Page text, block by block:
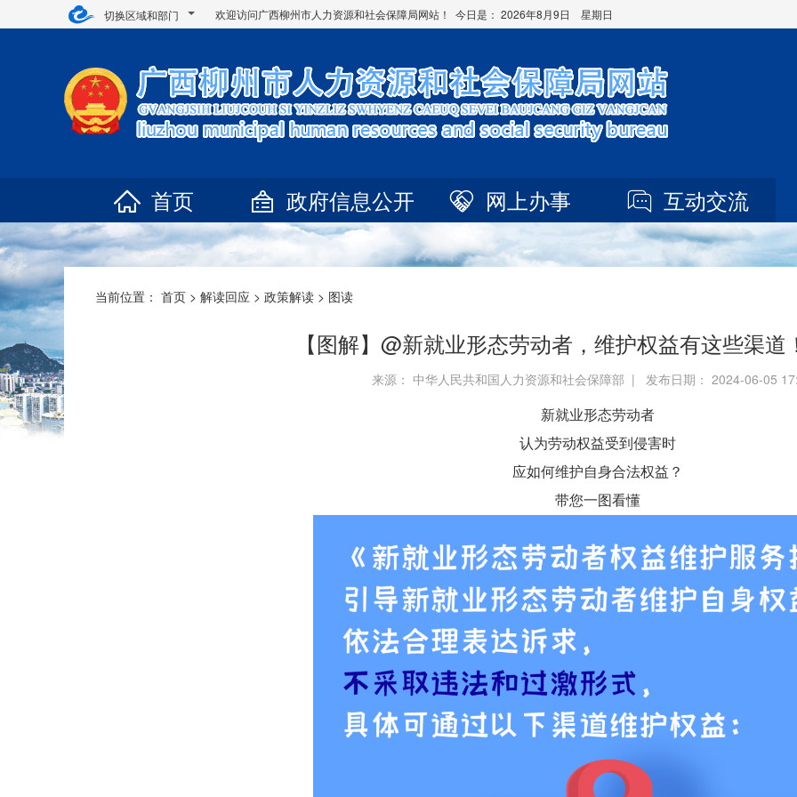
切换区域和部门 欢迎访问广西柳州市人力资源和社会保障局网站！ 今日是： 2026年8月9日 星期日
首页 政府信息公开 网上办事 互动交流
当前位置： 首页 > 解读回应 > 政策解读 > 图读
【图解】@新就业形态劳动者，维护权益有这些渠
来源： 中华人民共和国人力资源和社会保障部 | 发布日期： 2024-06-05
新就业形态劳动者
认为劳动权益受到侵害时
应如何维护自身合法权益？
带您一图看懂